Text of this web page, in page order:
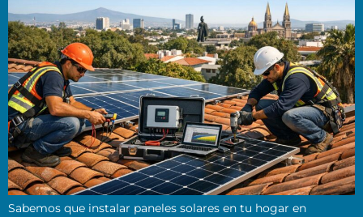
Sabemos que instalar paneles solares en tu hogar en